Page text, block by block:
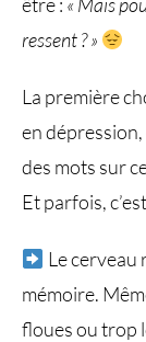
ressent ? »
La première
en dépression,
des mots sur
Et parfois,
Le cerveau
mémoire.
floues ou trop